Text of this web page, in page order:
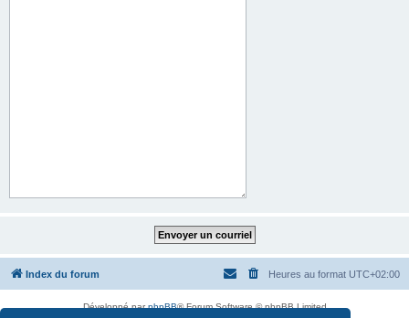
Index du forum Heures au format UTC+02:00
Développé parphpBB® Forum Software © phpBB Limited